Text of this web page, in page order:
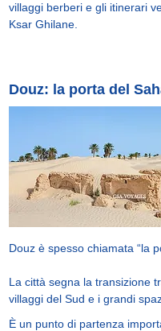
villaggi berberi e gli itinerari
Ksar Ghilane.
Douz: la porta del
Douz è spesso chiamata “la
La città segna la transizione
villaggi del Sud e i grandi
È un punto di partenza